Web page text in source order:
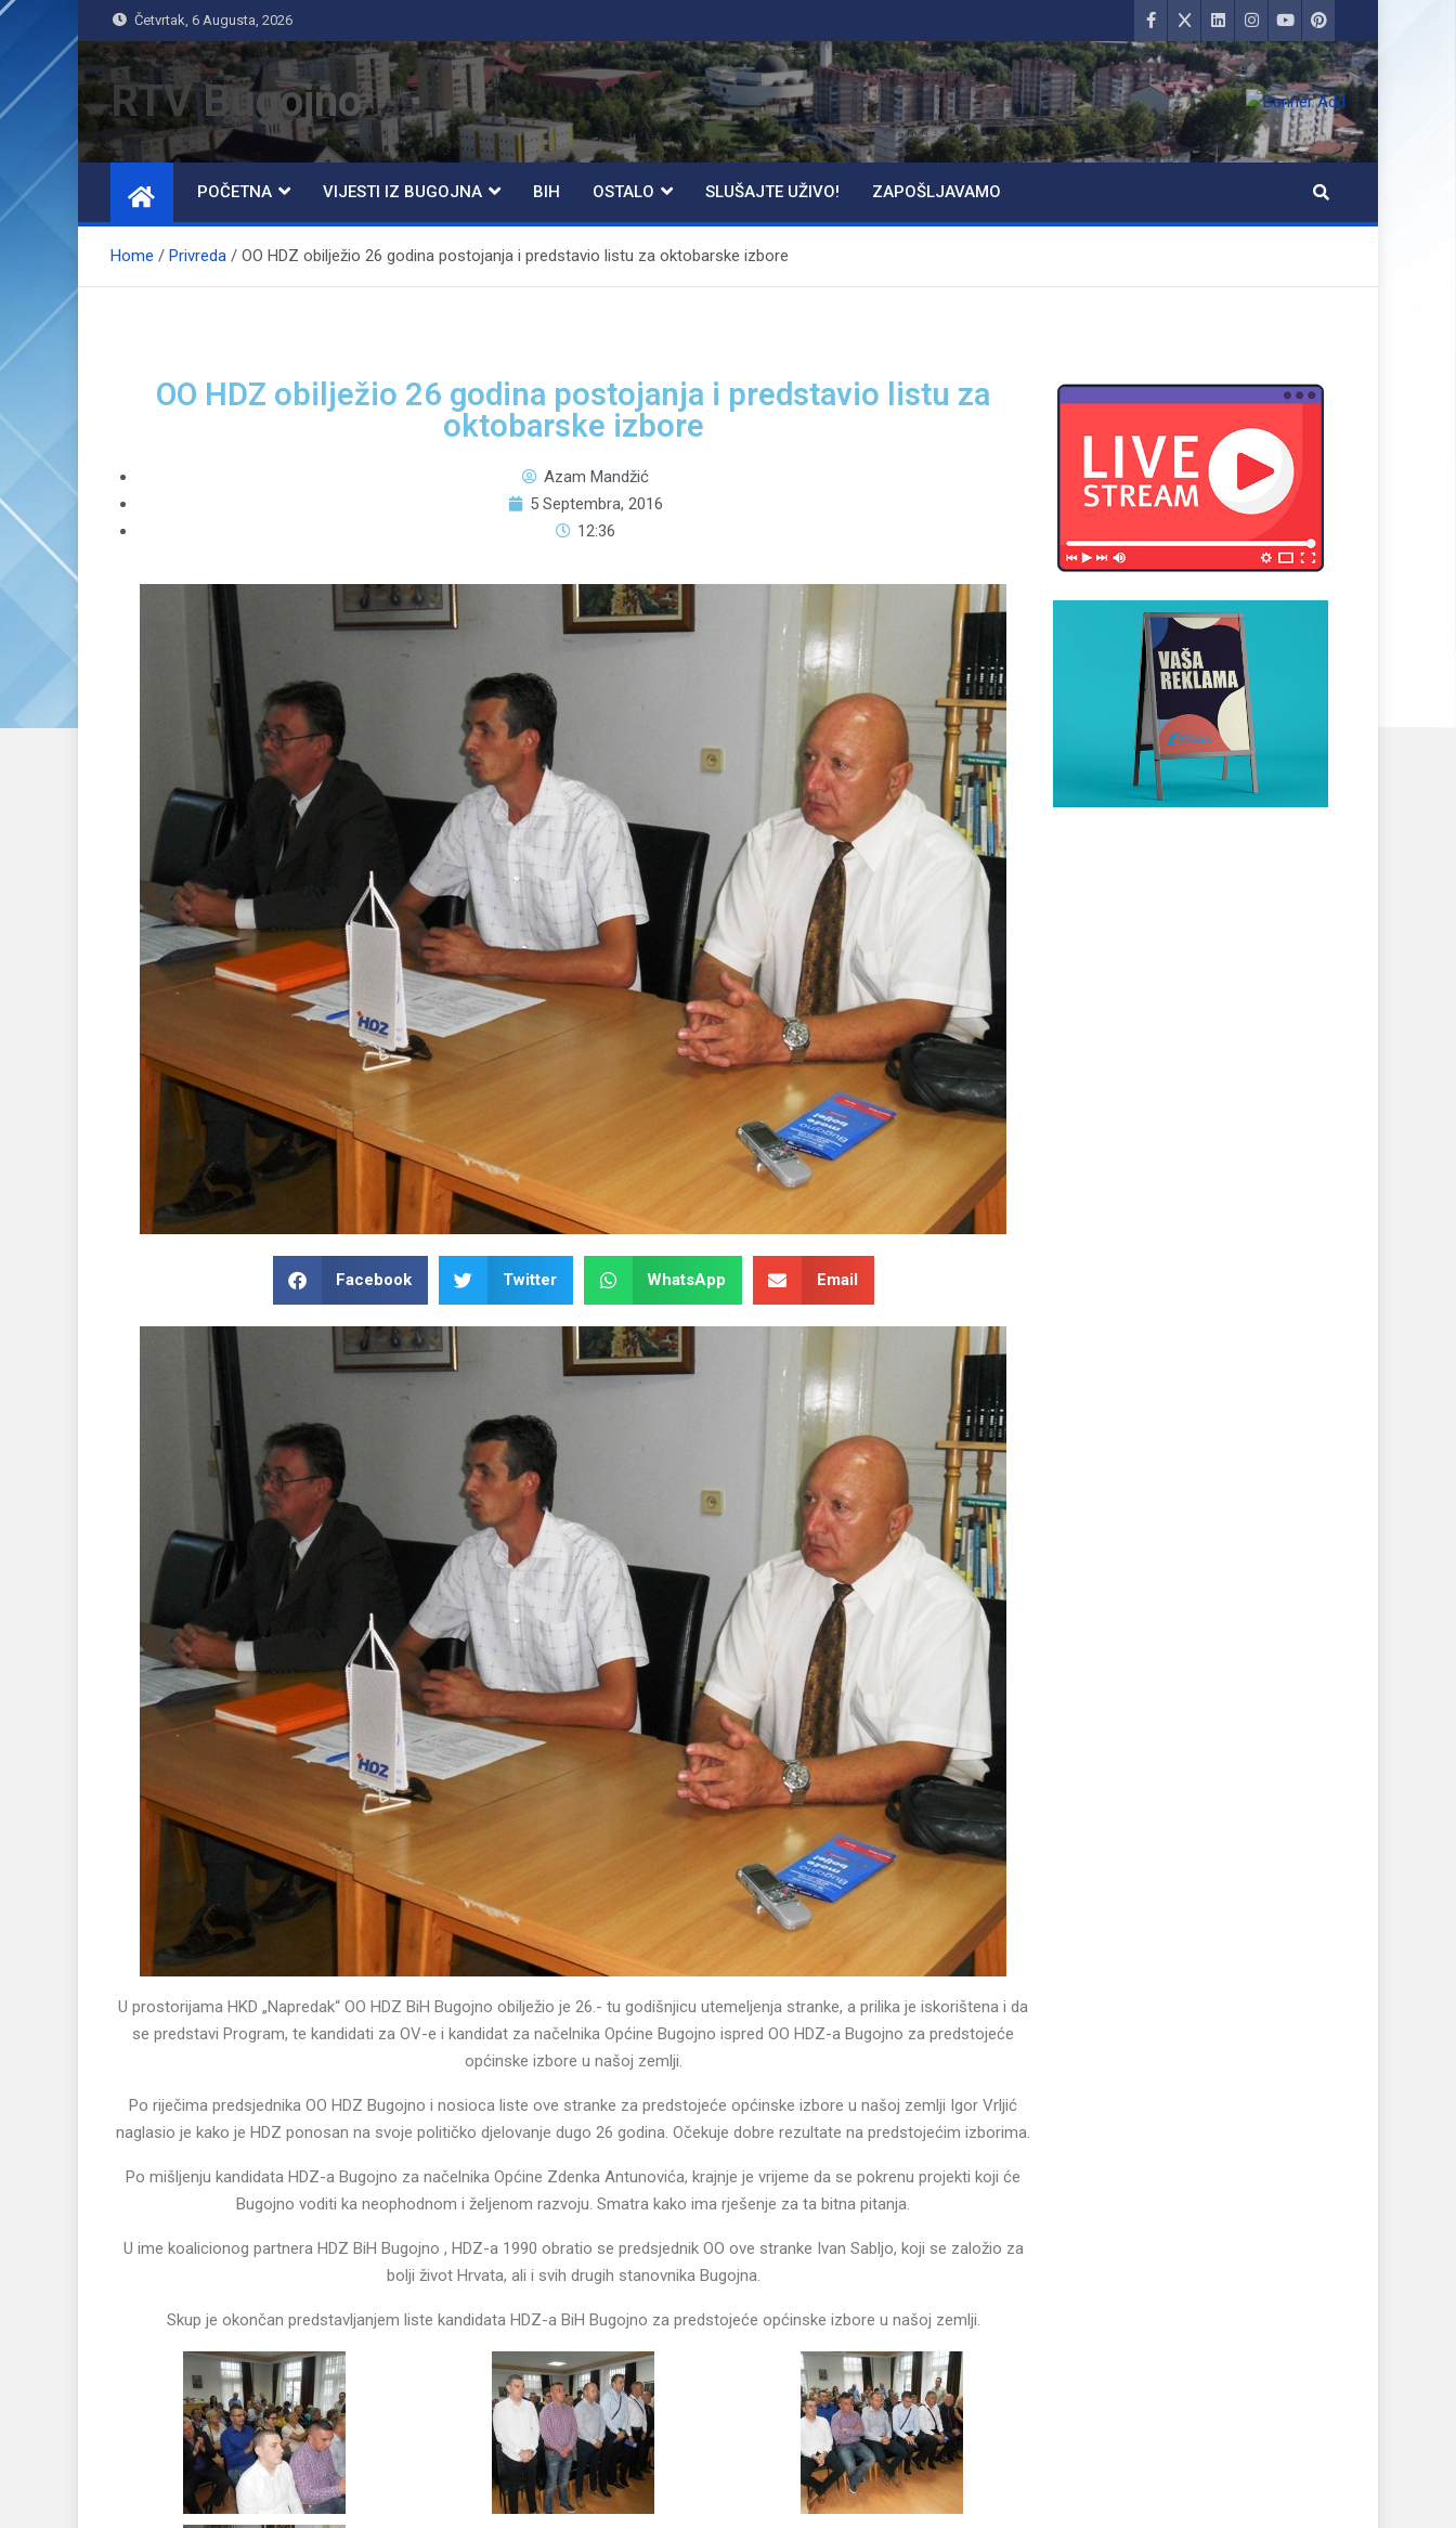
Četvrtak, 6 Augusta, 2026
RTV Bugojno
POČETNA VIJESTI IZ BUGOJNA BIH OSTALO SLUŠAJTE UŽIVO! ZAPOŠLJAVAMO
Home Privreda OO HDZ obilježio 26 godina postojanja i predstavio listu za oktobarske izbore
OO HDZ obilježio 26 godina postojanja i predstavio listu za
oktobarske izbore
Azam Mandžić
5 Septembra, 2016
12:36
Facebook Twitter WhatsApp Email
U prostorijama HKD „Napredak“ OO HDZ BiH Bugojno obilježio je 26.- tu godišnjicu utemeljenja stranke, a prilika je iskorištena i da
se predstavi Program, te kandidati za OV-e i kandidat za načelnika Općine Bugojno ispred OO HDZ-a Bugojno za predstojeće
općinske izbore u našoj zemlji.
Po riječima predsjednika OO HDZ Bugojno i nosioca liste ove stranke za predstojeće općinske izbore u našoj zemlji Igor Vrljić
naglasio je kako je HDZ ponosan na svoje političko djelovanje dugo 26 godina. Očekuje dobre rezultate na predstojećim izborima.
Po mišljenju kandidata HDZ-a Bugojno za načelnika Općine Zdenka Antunovića, krajnje je vrijeme da se pokrenu projekti koji će
Bugojno voditi ka neophodnom i željenom razvoju. Smatra kako ima rješenje za ta bitna pitanja.
U ime koalicionog partnera HDZ BiH Bugojno , HDZ-a 1990 obratio se predsjednik OO ove stranke Ivan Sabljo, koji se založio za
bolji život Hrvata, ali i svih drugih stanovnika Bugojna.
Skup je okončan predstavljanjem liste kandidata HDZ-a BiH Bugojno za predstojeće općinske izbore u našoj zemlji.